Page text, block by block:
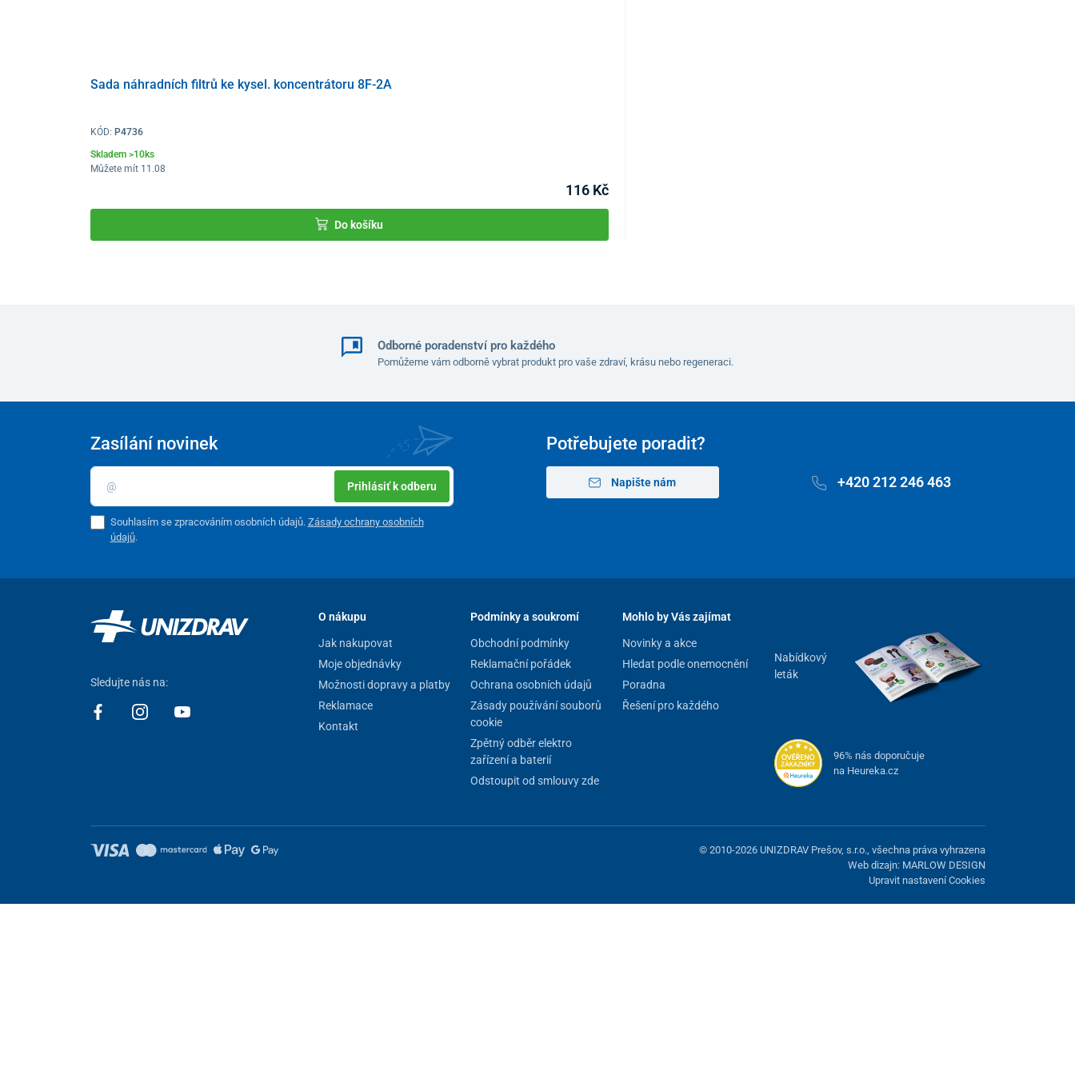
poskytují prostor pro rychlé a bezproblémové nastavení
aktuální průtok, koncentrace kyslíku, uplynulý časa
Praktickou součástí koncentrátoru jefunkce časovače. Čas lze upravovat krátkým stisknutím tlačítek + a - v
koncentraci kyslíku, přehřátí, poruchu napájení, selhání tlaku, případně kompresoru. Po spuštění alarmu lze
zvukovou signalizaci vypnout krátkým stisknutím tlačítka na ovládacím panelu.
nutnosti zvedání.
Sada náhradních filtrů ke kysel. koncentrátoru 8F-2A
KÓD: P4736
Skladem >10ks
Můžete mít 11.08
116 Kč
Do košíku
Odborné poradenství pro každého
Pomůžeme vám odborně vybrat produkt pro vaše zdraví, krásu nebo regeneraci.
Potřebujete poradit?
Napište nám +420 212 246 463
Zasílání novinek
Prihlásiť k odberu
Souhlasím se zpracováním osobních údajů. Zásady ochrany osobních
údajů.
Sledujte nás na:
O nákupu
Jak nakupovat
Moje objednávky
Možnosti dopravy a platby
Reklamace
Kontakt
Podmínky a soukromí
Obchodní podmínky
Reklamační pořádek
Ochrana osobních údajů
Zásady používání souborů
cookie
Zpětný odběr elektro
zařízení a baterií
Odstoupit od smlouvy zde
Mohlo by Vás zajímat
Novinky a akce
Hledat podle onemocnění
Poradna
Řešení pro každého
Nabídkový
leták
96% nás doporučuje
na Heureka.cz
© 2010-2026 UNIZDRAV Prešov, s.r.o., všechna práva vyhrazena
Web dizajn: MARLOW DESIGN
Upravit nastavení Cookies